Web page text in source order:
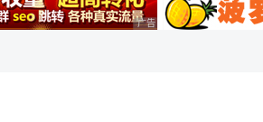
选择 广告 商业广告，理性选择